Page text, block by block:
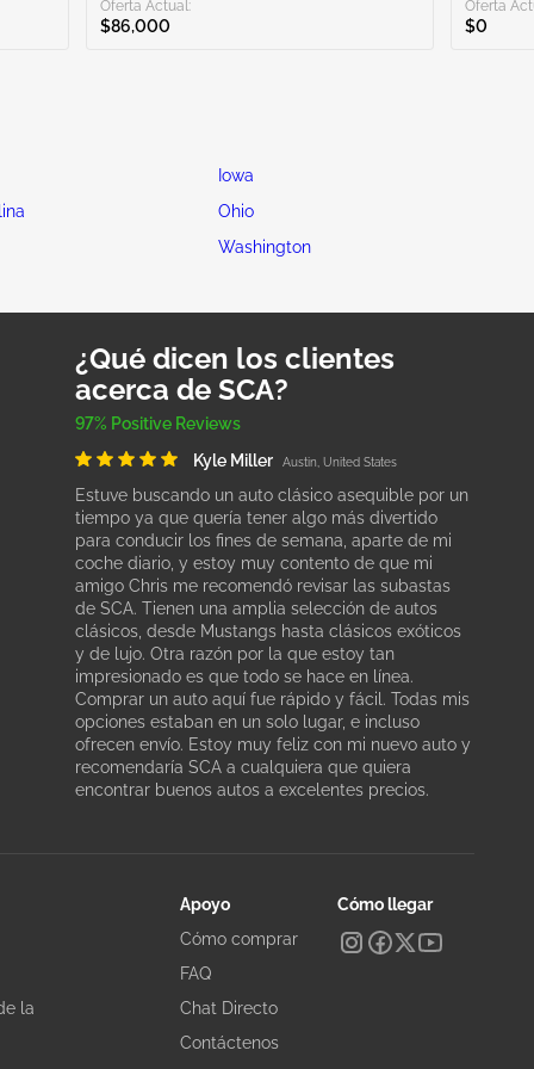
Oferta Actual:
$86,000
Oferta
$0
Iowa
Ohio
Washington
¿Qué dicen los clientes
acerca de SCA?
97% Positive Reviews
Kyle Miller
Austin, United States
Estuve buscando un auto clásico asequible por un
tiempo ya que quería tener algo más divertido
para conducir los fines de semana, aparte de mi
coche diario, y estoy muy contento de que mi
amigo Chris me recomendó revisar las subastas
de SCA. Tienen una amplia selección de autos
clásicos, desde Mustangs hasta clásicos exóticos
y de lujo. Otra razón por la que estoy tan
impresionado es que todo se hace en línea.
Comprar un auto aquí fue rápido y fácil. Todas mis
opciones estaban en un solo lugar, e incluso
ofrecen envío. Estoy muy feliz con mi nuevo auto y
recomendaría SCA a cualquiera que quiera
encontrar buenos autos a excelentes precios.
la
Apoyo
Cómo comprar
FAQ
Chat Directo
Contáctenos
Cómo llegar